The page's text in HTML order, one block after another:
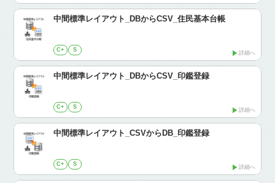
中間標準レイアウト_DBからCSV_住民基本台帳
C+ S 詳細へ
中間標準レイアウト_DBからCSV_印鑑登録
C+ S 詳細へ
中間標準レイアウト_CSVからDB_印鑑登録
C+ S 詳細へ